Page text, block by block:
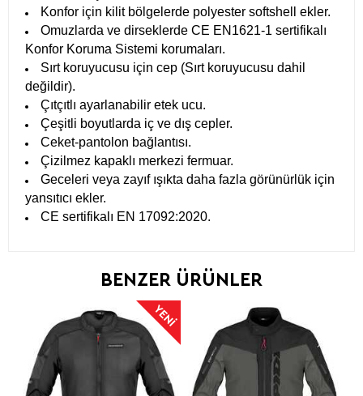
Konfor için kilit bölgelerde polyester softshell ekler.
Omuzlarda ve dirseklerde CE EN1621-1 sertifikalı
Konfor Koruma Sistemi korumaları.
Sırt koruyucusu için cep (Sırt koruyucusu dahil
değildir).
Çıtçıtlı ayarlanabilir etek ucu.
Çeşitli boyutlarda iç ve dış cepler.
Ceket-pantolon bağlantısı.
Çizilmez kapaklı merkezi fermuar.
Geceleri veya zayıf ışıkta daha fazla görünürlük için
yansıtıcı ekler.
CE sertifikalı EN 17092:2020.
BENZER ÜRÜNLER